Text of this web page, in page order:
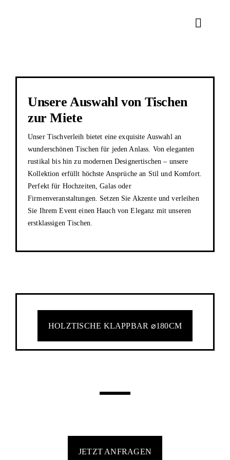
Toggle
Unsere Auswahl von Tischen
zur Miete
Unser Tischverleih bietet eine exquisite Auswahl an
wunderschönen Tischen für jeden Anlass. Von eleganten
rustikal bis hin zu modernen Designertischen – unsere
Kollektion erfüllt höchste Ansprüche an Stil und Komfort.
Perfekt für Hochzeiten, Galas oder
Firmenveranstaltungen. Setzen Sie Akzente und verleihen
Sie Ihrem Event einen Hauch von Eleganz mit unseren
erstklassigen Tischen.
HOLZTISCHE KLAPPBAR ⌀180CM
JETZT ANFRAGEN